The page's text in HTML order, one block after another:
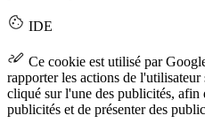
IDE
Ce cookie est utilisé par
rapporter les actions de
cliqué sur l'une des publicités, afin
publicités et de présenter des